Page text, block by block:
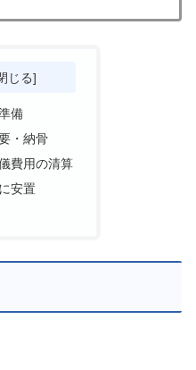
備
・納骨
費用の清算
安置